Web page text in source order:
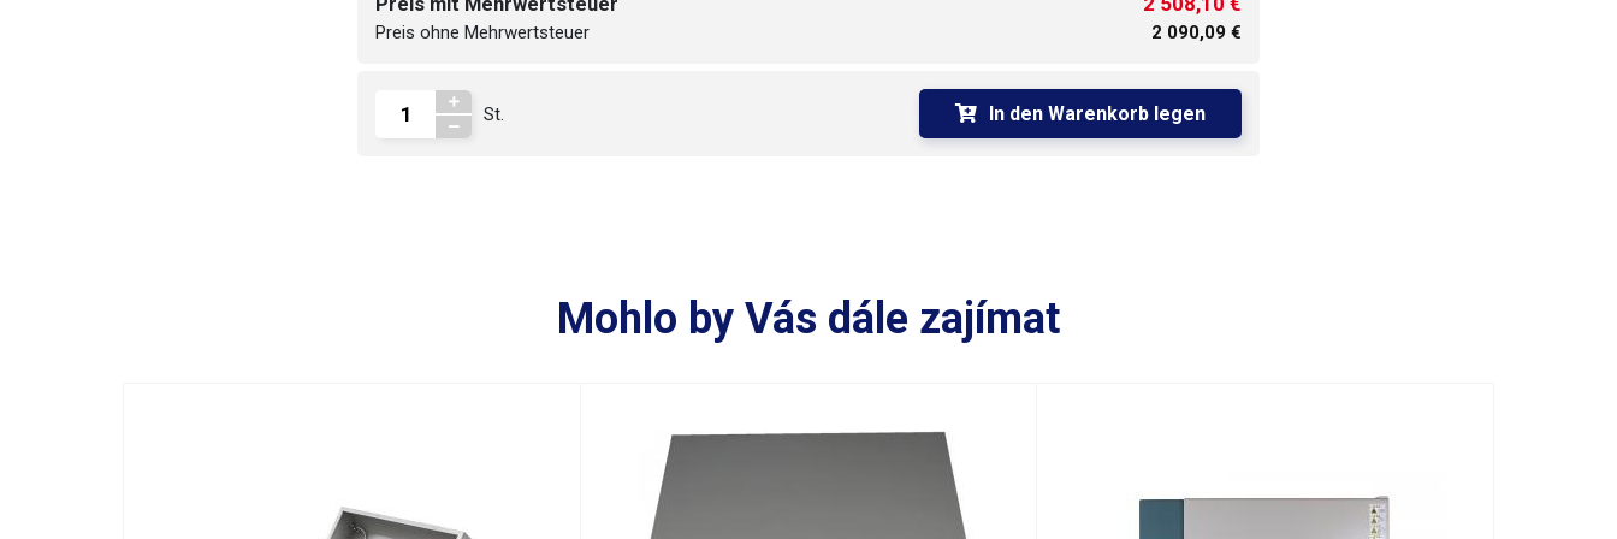
Abmessungen (Breite - Höhe - Tiefe) [mm]
Gewicht der Verpackung [kg]:
Preis ohne Mehrwertsteuer 2 090,09 €
St. In den Warenkorb legen
Mohlo by Vás dále zajímat